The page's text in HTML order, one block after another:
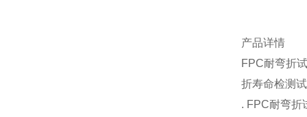
产品详情
FPC耐弯折
折寿命检测
. FPC耐弯折